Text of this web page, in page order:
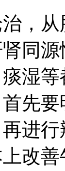
，
同
湿
先
进
改